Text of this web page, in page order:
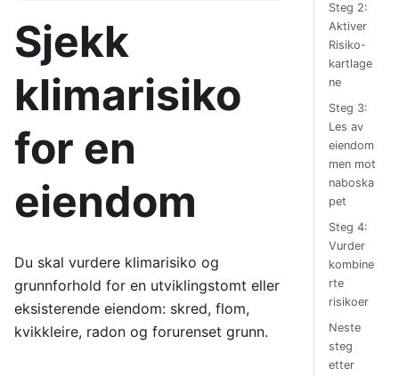
Sjekk
klimarisiko
for en
eiendom
Du skal vurdere klimarisiko og
grunnforhold for en utviklingstomt eller
eksisterende eiendom: skred, flom,
kvikkleire, radon og forurenset grunn.
Steg 2:
Aktiver
Risiko-
kartlage
ne
Steg 3:
Les av
eiendom
men mot
naboska
pet
Steg 4:
Vurder
kombine
rte
risikoer
Neste
steg
etter